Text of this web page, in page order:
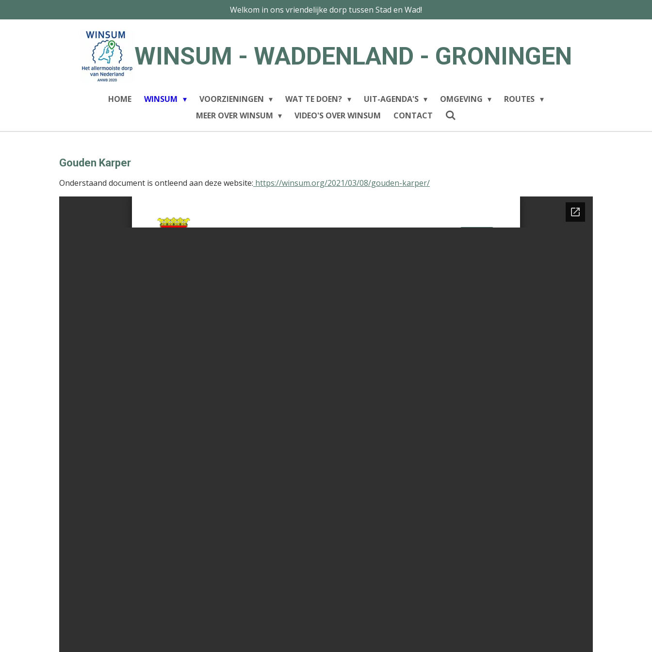
direct
Welkom in ons vriendelijke dorp tussen Stad en Wad!
WINSUM - WADDENLAND - GRONINGEN
HOME WINSUM VOORZIENINGEN WAT TE DOEN? UIT-AGENDA'S OMGEVING
ROUTES
MEER OVER WINSUM
VIDEO'S OVER WINSUM CONTACT
Gouden Karper
Onderstaand document is ontleend aan deze website: https://winsum.org/2021/03/08/gouden-karper/